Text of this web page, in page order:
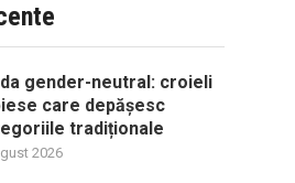
gender-neutral: croieli
care depășesc
tradiționale
2026